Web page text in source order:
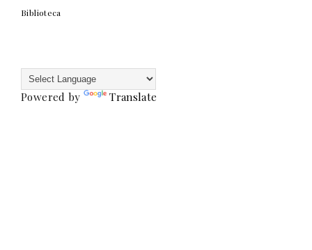
Biblioteca
Powered by Translate